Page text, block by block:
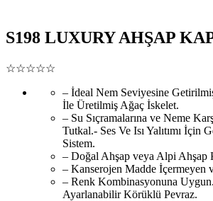
S198 LUXURY AHŞAP
☆☆☆☆☆
– İdeal Nem Seviyesine
İle Üretilmiş Ağaç İskelet.
– Su Sıçramalarına ve Neme
Tutkal.- Ses Ve Isı Yalıtımı İçin
Sistem.
– Doğal Ahşap veya Alpi Ahşap
– Kanserojen Madde İçermeyen
– Renk Kombinasyonuna
Ayarlanabilir Körüklü Pevraz.